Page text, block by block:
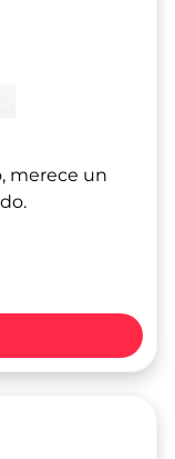
merece un